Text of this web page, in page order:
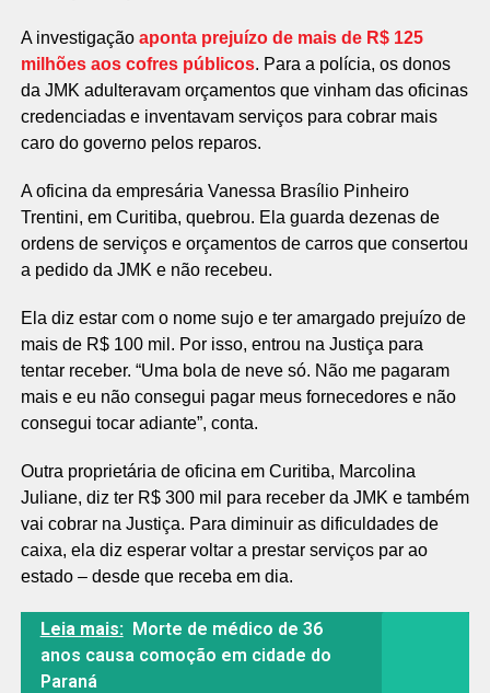
A investigação aponta prejuízo de mais de R$ 125
milhões aos cofres públicos. Para a polícia, os donos
da JMK adulteravam orçamentos que vinham das oficinas
credenciadas e inventavam serviços para cobrar mais
caro do governo pelos reparos.
A oficina da empresária Vanessa Brasílio Pinheiro
Trentini, em Curitiba, quebrou. Ela guarda dezenas de
ordens de serviços e orçamentos de carros que consertou
a pedido da JMK e não recebeu.
Ela diz estar com o nome sujo e ter amargado prejuízo de
mais de R$ 100 mil. Por isso, entrou na Justiça para
tentar receber. “Uma bola de neve só. Não me pagaram
mais e eu não consegui pagar meus fornecedores e não
consegui tocar adiante”, conta.
Outra proprietária de oficina em Curitiba, Marcolina
Juliane, diz ter R$ 300 mil para receber da JMK e também
vai cobrar na Justiça. Para diminuir as dificuldades de
caixa, ela diz esperar voltar a prestar serviços par ao
estado – desde que receba em dia.
Leia mais: Morte de médico de 36
anos causa comoção em cidade do
Paraná